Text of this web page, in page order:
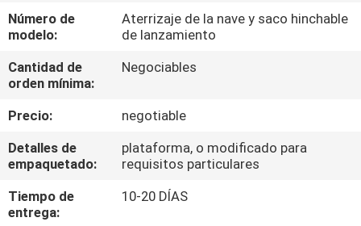
TOUR
POR
LA
CONTROL
CALIDAD
Número de
modelo:
Aterrizaje de la nave y saco hinchable
de lanzamiento
Cantidad de
orden mínima:
Negociables
Precio:
negotiable
Detalles de
empaquetado:
plataforma, o modificado para
requisitos particulares
Tiempo de
entrega:
10-20 DÍAS